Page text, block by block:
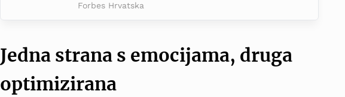
Forbes Hrvatska
Jedna strana s emocijama, druga
optimizirana